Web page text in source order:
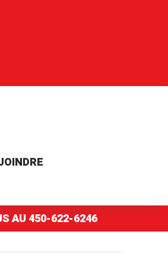
de pièce
AU450-622-6246